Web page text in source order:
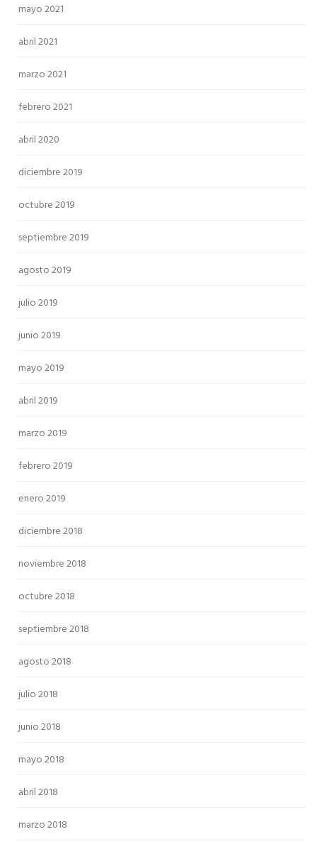
mayo 2021
abril 2021
marzo 2021
febrero 2021
abril 2020
diciembre 2019
octubre 2019
septiembre 2019
agosto 2019
julio 2019
junio 2019
mayo 2019
abril 2019
marzo 2019
febrero 2019
enero 2019
diciembre 2018
noviembre 2018
octubre 2018
septiembre 2018
agosto 2018
julio 2018
junio 2018
mayo 2018
abril 2018
marzo 2018